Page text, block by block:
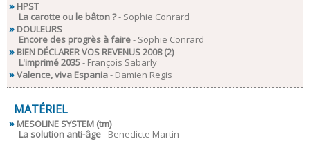
HPST
La carotte ou le bâton ?- Sophie Conrard
DOULEURS
Encore des progrès à faire- Sophie Conrard
BIEN DÉCLARER VOS REVENUS 2008 (2)
L'imprimé 2035- François Sabarly
Valence, viva Espania- Damien Regis
MATÉRIEL
MESOLINE SYSTEM (tm)
La solution anti-âge- Benedicte Martin